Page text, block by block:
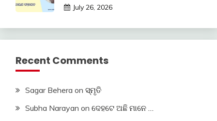
July 26, 2026
Recent Comments
Sagar Behera on ସ୍ମୃତି
Subha Narayan on ଦେହଟେ ଅଛି ମାନେ …